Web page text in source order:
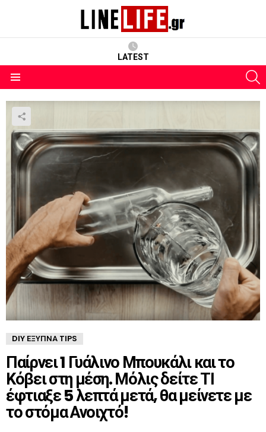
LATEST
DIY ΈΞΥΠΝΑ TIPS
Παίρνει 1 Γυάλινο Μπουκάλι και το
Κόβει στη μέση. Μόλις δείτε ΤΙ
έφτιαξε 5 λεπτά μετά, θα μείνετε με
το στόμα Ανοιχτό!